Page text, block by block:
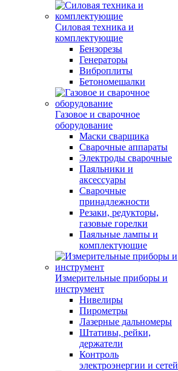
Силовая техника и
комплектующие
Бензорезы
Генераторы
Виброплиты
Бетономешалки
Газовое и сварочное
оборудование
Маски сварщика
Сварочные аппараты
Электроды сварочные
Паяльники и
аксессуары
Сварочные
принадлежности
Резаки, редукторы,
газовые горелки
Паяльные лампы и
комплектующие
Измерительные приборы и
инструмент
Нивелиры
Пирометры
Лазерные дальномеры
Штативы, рейки,
держатели
Контроль
электроэнергии и сетей